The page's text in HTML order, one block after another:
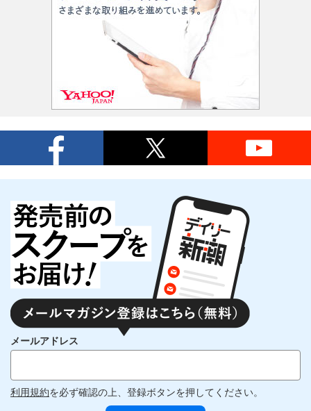
メールアドレス
利用規約を必ず確認の上、登録ボタンを押してください。